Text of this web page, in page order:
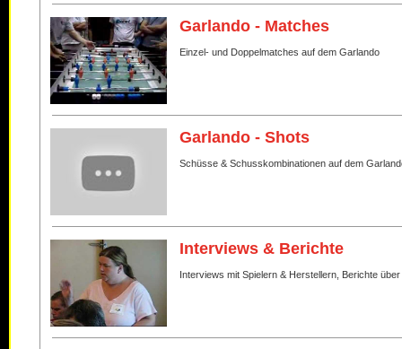
Garlando - Matches
Einzel- und Doppelmatches auf dem Garlando
Garlando - Shots
Schüsse & Schusskombinationen auf dem
Interviews & Berichte
Interviews mit Spielern & Herstellern, Berichte